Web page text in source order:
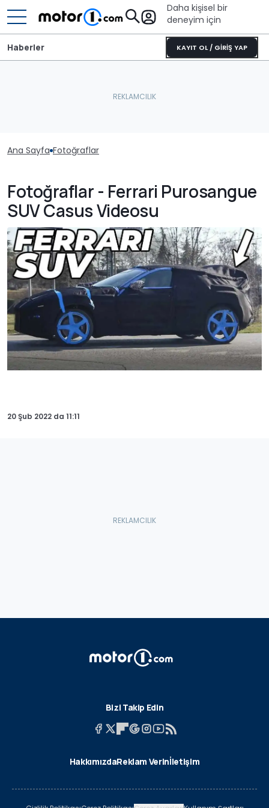
Daha kişisel bir
deneyim için
KAYIT OL / GİRİŞ YAP
Haberler
Ana Sayfa Fotoğraflar
Fotoğraflar - Ferrari Purosangue
SUV Casus Videosu
20 Şub 2022 da 11:11
Bizi Takip Edin
HakkımızdaReklam Verinİletişim